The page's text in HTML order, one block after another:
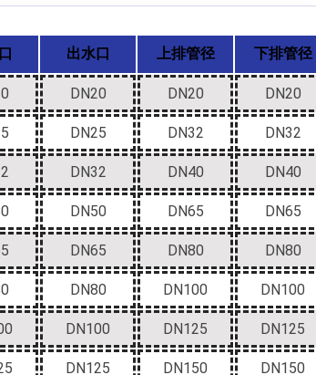
出水口 上排管径 下排管径
DN20 DN20 DN20
DN25 DN32 DN32
DN32 DN40 DN40
DN50 DN65 DN65
DN65 DN80 DN80
DN80 DN100 DN100
DN100 DN125 DN125
DN125 DN150 DN150